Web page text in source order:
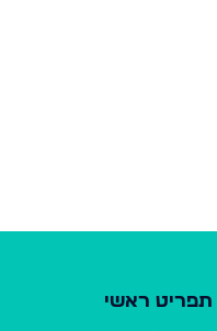
תפריט ראשי